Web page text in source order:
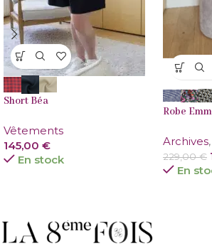
Short Béa
Vêtements
145,00 €
En stock
VENTE
Robe
Archives,
229,00€
En